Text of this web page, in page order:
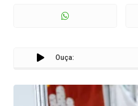
Ouça: